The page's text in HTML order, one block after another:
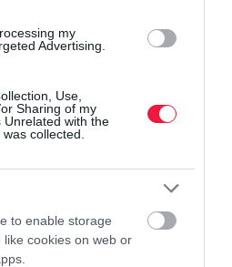
my
Advertising.
Use,
Sharing of my
Unrelated with the
collected.
to enable storage
cookies on web or
a 14. havi nyugdíjról
lakáscélra a nyugdíj-